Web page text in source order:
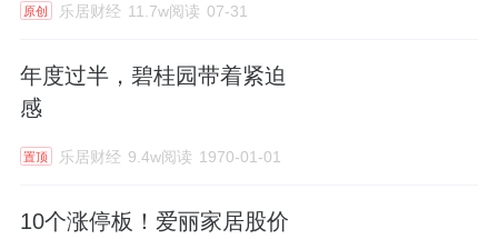
原创 乐居财经 11.7w阅读 07-31
年度过半，碧桂园带着紧迫
感
置顶 乐居财经 9.4w阅读 1970-01-01
10个涨停板！爱丽家居股价